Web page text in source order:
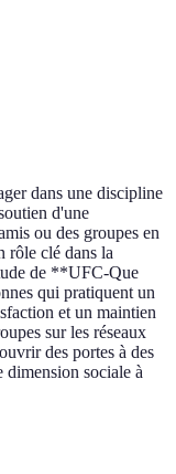
dans une discipline
d'une
ou des groupes en
rôle clé dans la
de **UFC-Que
qui pratiquent un
et un maintien
sur les réseaux
des portes à des
dimension sociale à